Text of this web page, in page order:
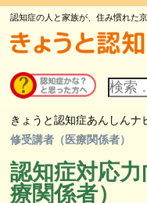
認知症の人と家族が、住み慣れた
イ
ト
検
索
きょうと認知症あんしんナ
修受講者（医療関係者）
認知症対応
療関係者）